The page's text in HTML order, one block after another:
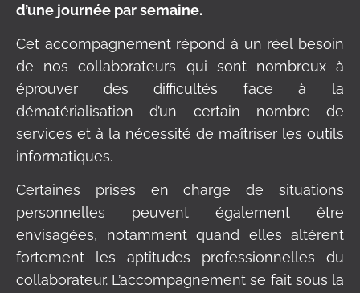
d’une journée par semaine.
Cet accompagnement répond à un réel besoin
de nos collaborateurs qui sont nombreux à
éprouver des difficultés face à la
dématérialisation d’un certain nombre de
services et à la nécessité de maîtriser les outils
informatiques.
Certaines prises en charge de situations
personnelles peuvent également être
envisagées, notamment quand elles altèrent
fortement les aptitudes professionnelles du
collaborateur. L’accompagnement se fait sous la